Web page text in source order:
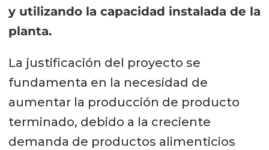
y utilizando la capacidad instalada de la
planta.
La justificación del proyecto se
fundamenta en la necesidad de
aumentar la producción de producto
terminado, debido a la creciente
demanda de productos alimenticios